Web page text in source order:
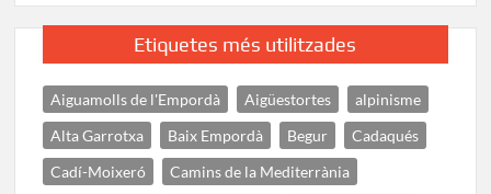
Etiquetes més utilitzades
Aiguamolls de l'Empordà Aigüestortes
alpinisme
Alta Garrotxa
Baix Empordà Begur
Cadaqués
Cadí-Moixeró
Camins de la Mediterrània